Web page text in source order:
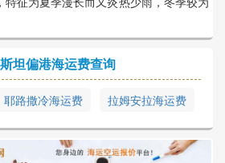
坦偏港海运费查询
耶路撒冷海运费 拉姆安拉海运费